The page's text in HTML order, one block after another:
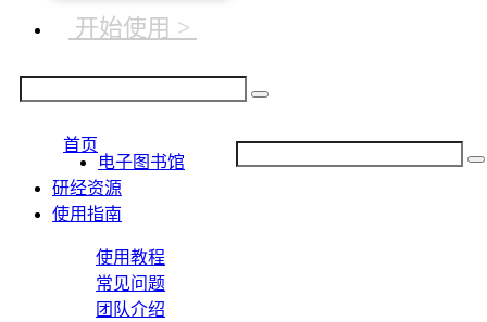
开始使用 >
首页
电子图书馆
研经资源
使用指南
使用教程
常见问题
团队介绍